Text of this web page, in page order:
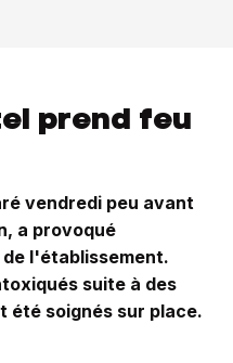
prend feu
vendredi peu avant
a provoqué
l'établissement.
suite à des
été soignés sur place.